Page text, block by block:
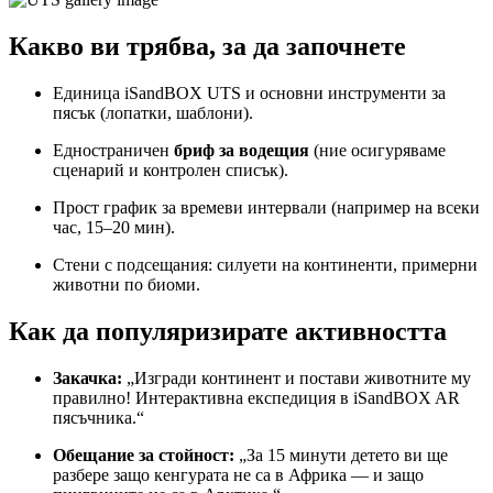
Какво ви трябва, за да започнете
Единица iSandBOX UTS и основни инструменти за
пясък (лопатки, шаблони).
Едностраничен бриф за водещия (ние осигуряваме
сценарий и контролен списък).
Прост график за времеви интервали (например на всеки
час, 15–20 мин).
Стени с подсещания: силуети на континенти, примерни
животни по биоми.
Как да популяризирате активността
Закачка: „Изгради континент и постави животните му
правилно! Интерактивна експедиция в iSandBOX AR
пясъчника.“
Обещание за стойност: „За 15 минути детето ви ще
разбере защо кенгурата не са в Африка — и защо